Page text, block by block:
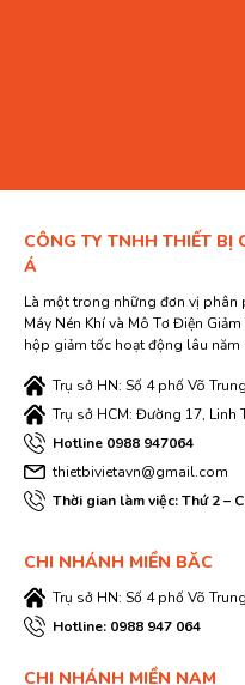
CÔNG TY TNHH THIẾT BỊ
Á
Là một trong những đơn vị phân
Máy Nén Khí và Mô Tơ Điện
hộp giảm tốc hoạt động lâu năm
Trụ sở HN: Số 4 phố Võ
Trụ sở HCM: Đường 17, Linh
Hotline 0988 947064
thietbivietavn@gmail.com
Thời gian làm việc: Thứ 2 –
CHI NHÁNH MIỀN BĂC
Trụ sở HN: Số 4 phố Võ
Hotline: 0988 947 064
CHI NHÁNH MIỀN NAM